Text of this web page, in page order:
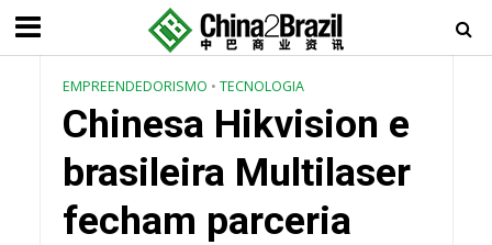
EMPREENDEDORISMO • TECNOLOGIA
Chinesa Hikvision e
brasileira Multilaser
fecham parceria